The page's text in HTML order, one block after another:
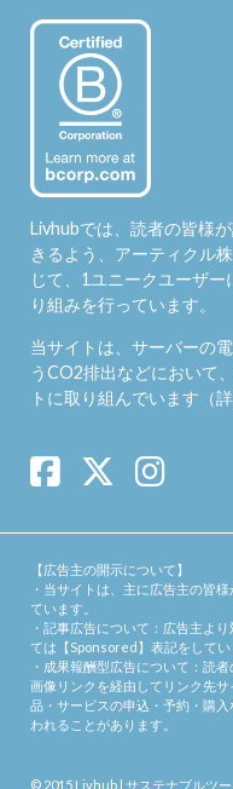
Livhubでは、読者の皆様
きるよう、アーティクル
じて、1ユニークユーザ
り組みを行っています。
当サイトは、サーバーの
うCO2排出などにおいて
トに取り組んでいます（
【広告主の開示について】
・当サイトは、主に広告主の皆
ています。
・記事広告について：広告主よ
ては【Sponsored】表記をしてい
・成果報酬型広告について：読
画像リンクを経由してリンク先
品・サービスの申込・予約・購
われることがあります。
© 2015 Livhub | サステナブルツ